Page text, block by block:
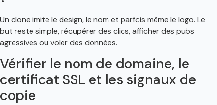
Un clone imite le design, le nom et parfois même le logo. Le
but reste simple, récupérer des clics, afficher des pubs
agressives ou voler des données.
Vérifier le nom de domaine, le
certificat SSL et les signaux de
copie